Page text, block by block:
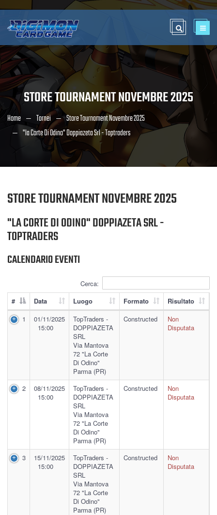
STORE TOURNAMENT NOVEMBRE 2025
Home Tornei
Store Tournament Novembre 2025
"la Corte Di Odino" Doppiazeta Srl - Toptraders
STORE TOURNAMENT NOVEMBRE 2025
"LA CORTE DI ODINO" DOPPIAZETA SRL -
TOPTRADERS
CALENDARIO EVENTI
Cerca:
#
Data Luogo Formato
Risultato
1
01/11/2025
15:00
TopTraders -
DOPPIAZETA
SRL
Via Mantova
72 "La Corte
Di Odino"
Parma (PR)
Constructed
Non
Disputata
2
08/11/2025
15:00
TopTraders -
DOPPIAZETA
SRL
Via Mantova
72 "La Corte
Di Odino"
Parma (PR)
Constructed
Non
Disputata
3
15/11/2025
15:00
TopTraders -
DOPPIAZETA
SRL
Via Mantova
72 "La Corte
Di Odino"
Parma (PR)
Constructed
Non
Disputata